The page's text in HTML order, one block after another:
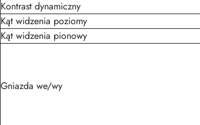
Kontrast dynamiczny
Kąt widzenia poziomy
Kąt widzenia pionowy
Gniazda we/wy